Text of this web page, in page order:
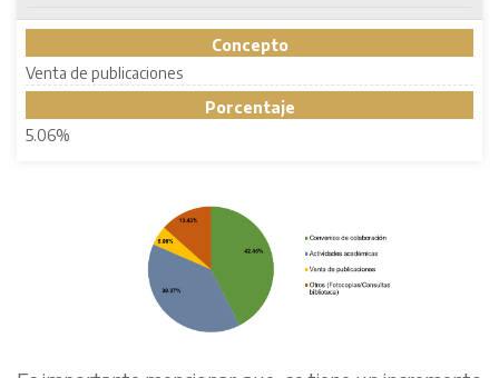
Concepto
Venta de publicaciones
Porcentaje
5.06%